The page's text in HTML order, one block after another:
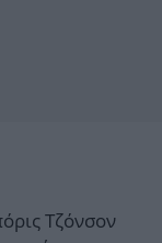
Τζόνσον